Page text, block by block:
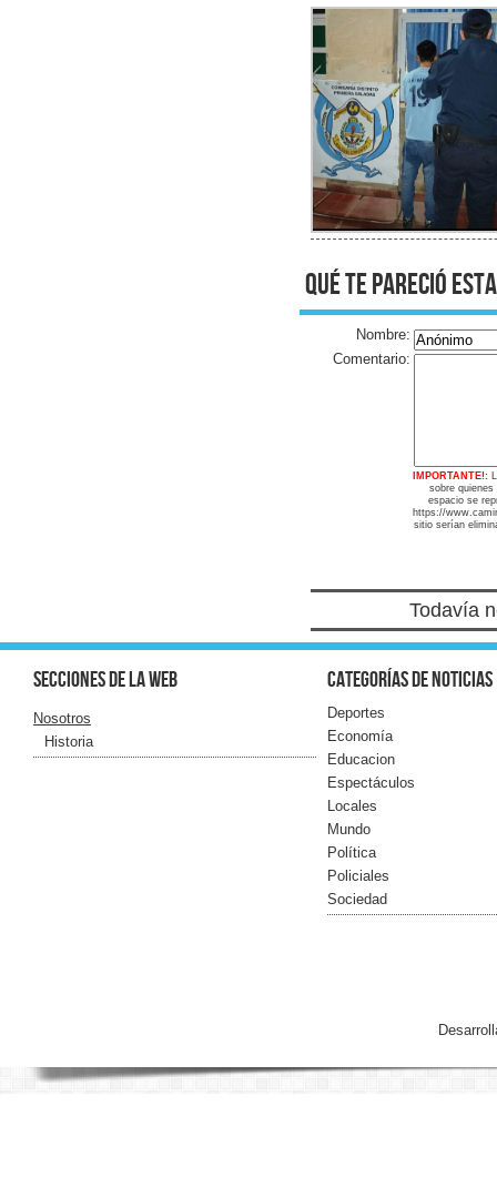
qué te pareció
Nombre:
Comentario:
IMPORTANTE!:
sobre
espacio se
https://
sitio serían
Todavía
Secciones de la web
Nosotros
Historia
Categorías de noticias
Deportes
Economía
Educacion
Espectáculos
Locales
Mundo
Política
Policiales
Sociedad